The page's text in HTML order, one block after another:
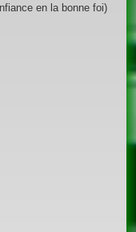
en la bonne foi)